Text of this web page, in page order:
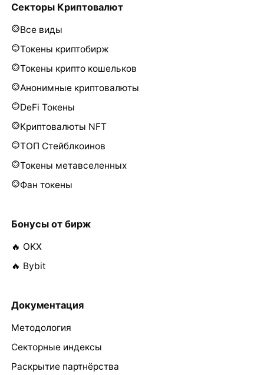
Секторы Криптовалют
Все виды
Токены криптобирж
Токены крипто кошельков
Анонимные криптовалюты
DeFi Токены
Криптовалюты NFT
ТОП Стейблкоинов
Токены метавселенных
Фан токены
Бонусы от бирж
🔥 OKX
🔥 Bybit
Документация
Методология
Секторные индексы
Раскрытие партнёрства